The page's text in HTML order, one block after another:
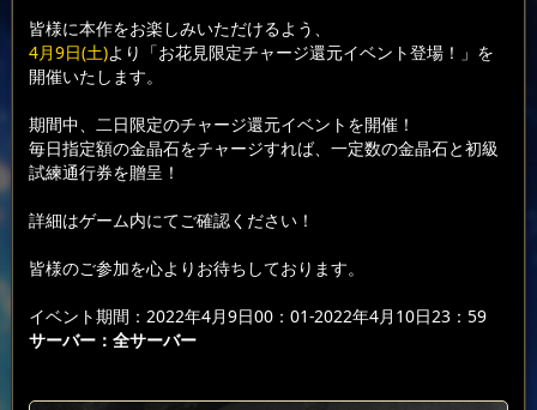
皆様に本作をお楽しみいただけるよう、
4月9日(土)より「お花見限定チャージ還元イベント登場！」を
開催いたします。
期間中、二日限定のチャージ還元イベントを開催！
毎日指定額の金晶石をチャージすれば、一定数の金晶石と初級
試練通行券を贈呈！
詳細はゲーム内にてご確認ください！
皆様のご参加を心よりお待ちしております。
イベント期間：2022年4月9日00：01-2022年4月10日23：59
サーバー： 全サーバー